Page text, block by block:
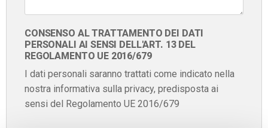
CONSENSO AL TRATTAMENTO DEI DATI
PERSONALI AI SENSI DELL'ART. 13 DEL
REGOLAMENTO UE 2016/679
I dati personali saranno trattati come indicato nella
nostra informativa sulla privacy, predisposta ai
sensi del Regolamento UE 2016/679